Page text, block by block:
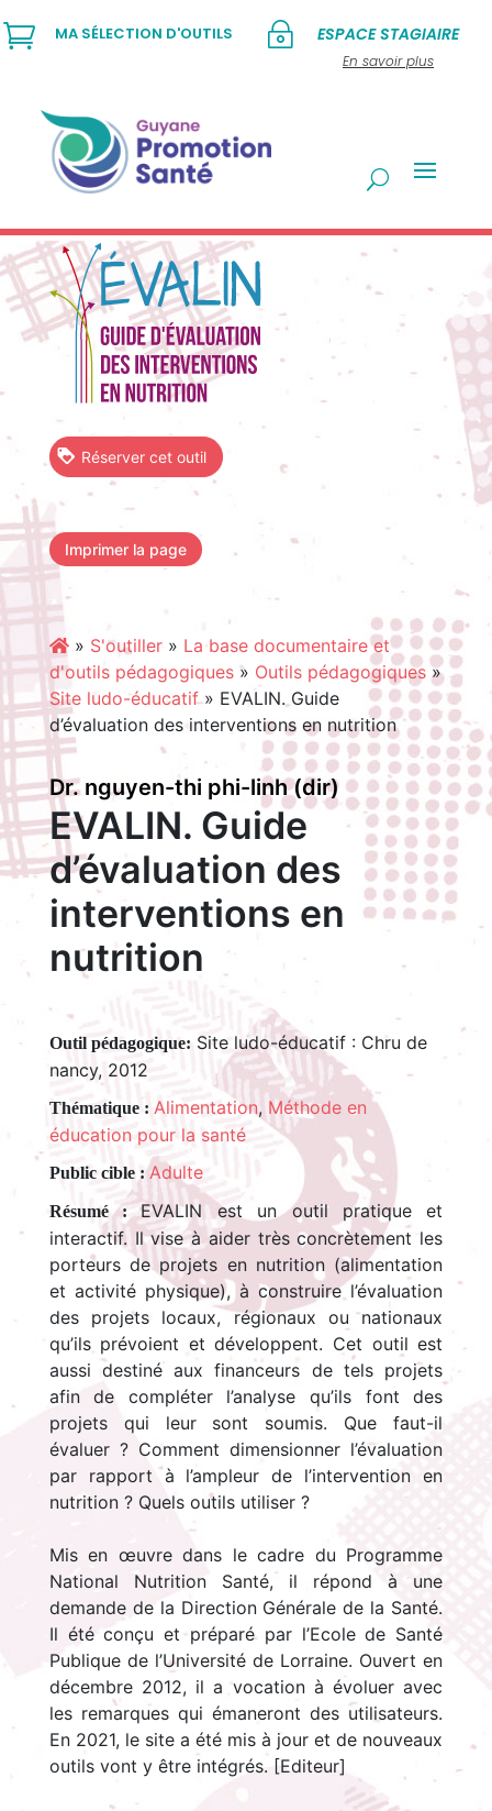
~ ESPACE STAGIAIRE
En savoir plus
 MA SÉLECTION D'OUTILS
Réserver cet outil
Imprimer la page
» S'outiller» La base documentaire et
d'outils pédagogiques» Outils pédagogiques»
Site ludo-éducatif» EVALIN. Guide
d’évaluation des interventions en nutrition
Dr. nguyen-thi phi-linh (dir)
EVALIN. Guide
d’évaluation des
interventions en
nutrition
Outil pédagogique: Site ludo-éducatif : Chru de
nancy, 2012
Thématique : Alimentation, Méthode en
éducation pour la santé
Public cible :Adulte
Résumé :EVALIN est un outil pratique et
interactif. Il vise à aider très concrètement les
porteurs de projets en nutrition (alimentation
et activité physique), à construire l’évaluation
des projets locaux, régionaux ou nationaux
qu’ils prévoient et développent. Cet outil est
aussi destiné aux financeurs de tels projets
afin de compléter l’analyse qu’ils font des
projets qui leur sont soumis. Que faut-il
évaluer ? Comment dimensionner l’évaluation
par rapport à l’ampleur de l’intervention en
nutrition ? Quels outils utiliser ?
Mis en œuvre dans le cadre du Programme
National Nutrition Santé, il répond à une
demande de la Direction Générale de la Santé.
Il été conçu et préparé par l’Ecole de Santé
Publique de l’Université de Lorraine. Ouvert en
décembre 2012, il a vocation à évoluer avec
les remarques qui émaneront des utilisateurs.
En 2021, le site a été mis à jour et de nouveaux
outils vont y être intégrés. [Editeur]